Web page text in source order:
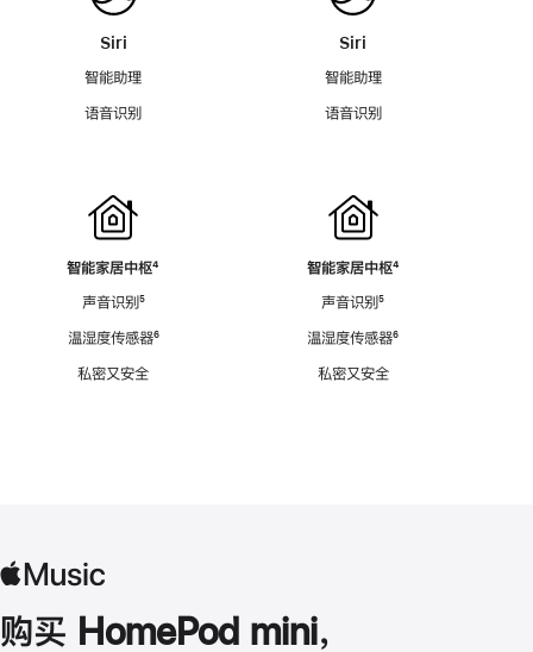
Siri
智能助理
语音识别
智能家居中枢脚
⁴
声音识别脚
⁵
温湿度传感器脚
⁶
私密又安全
Siri
智能助理
语音识别
智能家居中枢脚
⁴
声音识别脚
⁵
温湿度传感器脚
⁶
私密又安全
购买 HomePod mini，